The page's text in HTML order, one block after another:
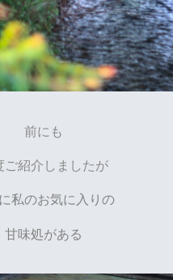
前にも
ご紹介しましたが
私のお気に入りの
甘味処がある